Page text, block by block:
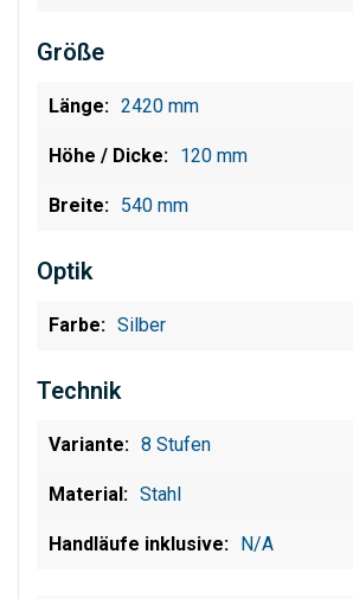
Größe
2420 mm
120 mm
540 mm
Optik
Silber
Technik
8 Stufen
Stahl
N/A